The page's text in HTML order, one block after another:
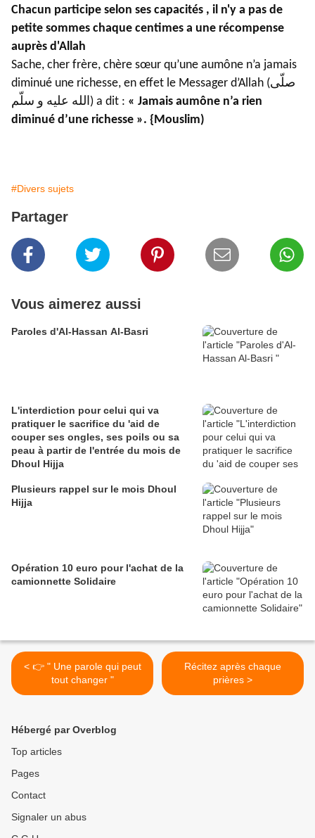
Chacun participe selon ses capacités , il n'y a pas de
petite sommes chaque centimes a une récompense
auprès d'Allah
Sache, cher frère, chère sœur qu’une aumône n’a jamais
diminué une richesse, en effet le Messager d’Allah (صلّى
الله عليه و سلّم) a dit : « Jamais aumône n’a rien
diminué d’une richesse ». {Mouslim)
#Divers sujets
Partager
Vous aimerez aussi
Paroles d'Al-Hassan Al-Basri
L'interdiction pour celui qui va
pratiquer le sacrifice du 'aid de
couper ses ongles, ses poils ou sa
peau à partir de l'entrée du mois de
Dhoul Hijja
Plusieurs rappel sur le mois Dhoul
Hijja
Opération 10 euro pour l'achat de la
camionnette Solidaire
< 👉 " Une parole qui peut
tout changer "
Récitez après chaque
prières >
Hébergé par Overblog
Top articles
Pages
Contact
Signaler un abus